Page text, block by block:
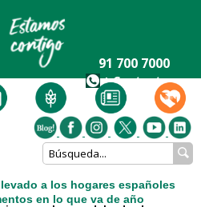
91 700 7000
+ Contacto
a los hogares españoles
en lo que va de año